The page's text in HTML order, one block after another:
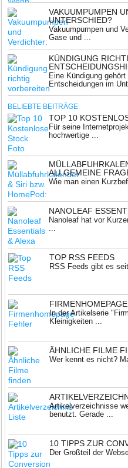
VAKUUMPUMPEN
UNTERSCHIED?
Vakuumpumpen und
Gase und ...
KÜNDIGUNG
Eine Kündigung
Entscheidungen im
BELIEBTE BEITRÄGE
TOP 10
Für seine
hochwertige ...
ALLGEMEINE
Wie man einen
NANOLEAF
Nanoleaf hat vor
...
TOP RSS FEEDS
RSS Feeds gibt es
In der Artikelserie
Kleinigkeiten ...
ÄHNLICHE FILME
Wer kennt es nicht?
Artikelverzeichnisse
benutzt. Gerade ...
10 TIPPS ZUR
Der Großteil der